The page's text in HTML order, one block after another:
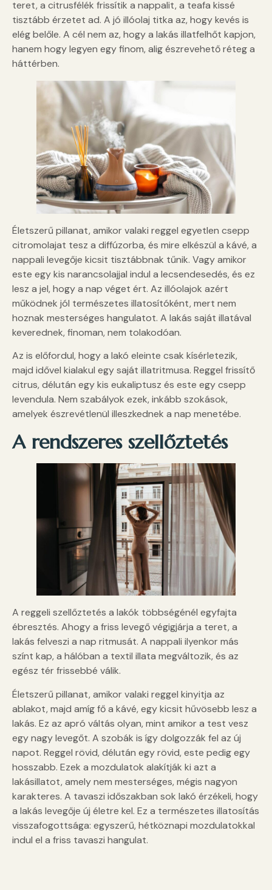
teret, a citrusfélék frissítik a nappalit, a teafa kissé
tisztább érzetet ad. A jó illóolaj titka az, hogy kevés is
elég belőle. A cél nem az, hogy a lakás illatfelhőt kapjon,
hanem hogy legyen egy finom, alig észrevehető réteg a
háttérben.
Életszerű pillanat, amikor valaki reggel egyetlen csepp
citromolajat tesz a diffúzorba, és mire elkészül a kávé, a
nappali levegője kicsit tisztábbnak tűnik. Vagy amikor
este egy kis narancsolajjal indul a lecsendesedés, és ez
lesz a jel, hogy a nap véget ért. Az illóolajok azért
működnek jól természetes illatosítóként, mert nem
hoznak mesterséges hangulatot. A lakás saját illatával
keverednek, finoman, nem tolakodóan.
Az is előfordul, hogy a lakó eleinte csak kísérletezik,
majd idővel kialakul egy saját illatritmusa. Reggel frissítő
citrus, délután egy kis eukaliptusz és este egy csepp
levendula. Nem szabályok ezek, inkább szokások,
amelyek észrevétlenül illeszkednek a nap menetébe.
A rendszeres szellőztetés
A reggeli szellőztetés a lakók többségénél egyfajta
ébresztés. Ahogy a friss levegő végigjárja a teret, a
lakás felveszi a nap ritmusát. A nappali ilyenkor más
színt kap, a hálóban a textil illata megváltozik, és az
egész tér frissebbé válik.
Életszerű pillanat, amikor valaki reggel kinyitja az
ablakot, majd amíg fő a kávé, egy kicsit hűvösebb lesz a
lakás. Ez az apró váltás olyan, mint amikor a test vesz
egy nagy levegőt. A szobák is így dolgozzák fel az új
napot. Reggel rövid, délután egy rövid, este pedig egy
hosszabb. Ezek a mozdulatok alakítják ki azt a
lakásillatot, amely nem mesterséges, mégis nagyon
karakteres. A tavaszi időszakban sok lakó érzékeli, hogy
a lakás levegője új életre kel. Ez a természetes illatosítás
visszafogottsága: egyszerű, hétköznapi mozdulatokkal
indul el a friss tavaszi hangulat.